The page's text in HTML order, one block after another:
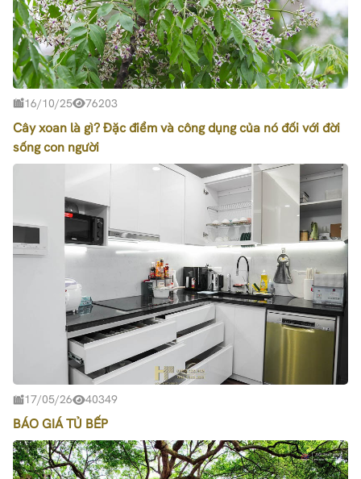
16/10/25 76203
Cây xoan là gì? Đặc điểm và công dụng của nó đối với đời
sống con người
17/05/26 40349
BÁO GIÁ TỦ BẾP